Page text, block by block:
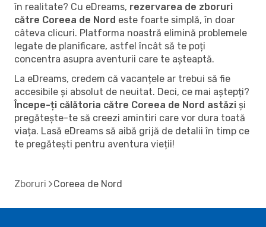
în realitate? Cu eDreams, rezervarea de zboruri
către Coreea de Nord este foarte simplă, în doar
câteva clicuri. Platforma noastră elimină problemele
legate de planificare, astfel încât să te poți
concentra asupra aventurii care te așteaptă.
La eDreams, credem că vacanțele ar trebui să fie
accesibile și absolut de neuitat. Deci, ce mai aștepți?
Începe-ți călătoria către Coreea de Nord astăzi și
pregătește-te să creezi amintiri care vor dura toată
viața. Lasă eDreams să aibă grijă de detalii în timp ce
te pregătești pentru aventura vieții!
Zboruri Coreea de Nord